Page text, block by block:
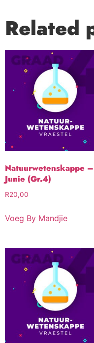
Related
Natuurwetenskappe –
Junie (Gr.4)
R20,00
Voeg By Mandjie